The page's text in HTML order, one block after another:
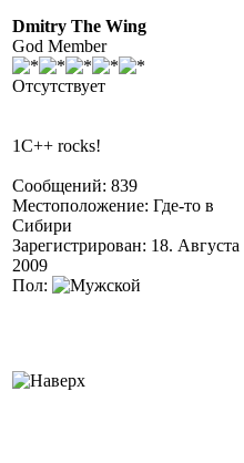
Dmitry The Wing
God Member
Отсутствует
1C++ rocks!
Сообщений: 839
Местоположение: Где-то в
Сибири
Зарегистрирован: 18. Августа
2009
Пол: